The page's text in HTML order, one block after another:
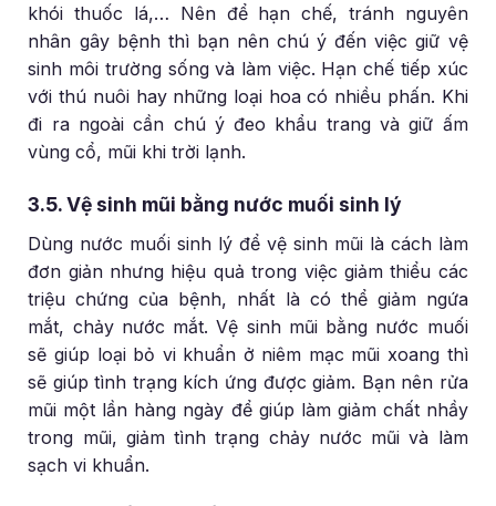
khói thuốc lá,… Nên để hạn chế, tránh nguyên
nhân gây bệnh thì bạn nên chú ý đến việc giữ vệ
sinh môi trường sống và làm việc. Hạn chế tiếp xúc
với thú nuôi hay những loại hoa có nhiều phấn. Khi
đi ra ngoài cần chú ý đeo khẩu trang và giữ ấm
vùng cổ, mũi khi trời lạnh.
3.5. Vệ sinh mũi bằng nước muối sinh lý
Dùng nước muối sinh lý để vệ sinh mũi là cách làm
đơn giản nhưng hiệu quả trong việc giảm thiểu các
triệu chứng của bệnh, nhất là có thể giảm ngứa
mắt, chảy nước mắt. Vệ sinh mũi bằng nước muối
sẽ giúp loại bỏ vi khuẩn ở niêm mạc mũi xoang thì
sẽ giúp tình trạng kích ứng được giảm. Bạn nên rửa
mũi một lần hàng ngày để giúp làm giảm chất nhầy
trong mũi, giảm tình trạng chảy nước mũi và làm
sạch vi khuẩn.